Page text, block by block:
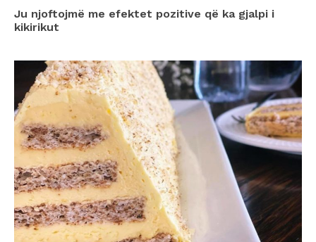
Ju njoftojmë me efektet pozitive që ka gjalpi i
kikirikut